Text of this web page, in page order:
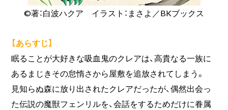
©著：白波ハクア イラスト：まさよ／BKブックス
【あらすじ】
眠ることが大好きな吸血鬼のクレアは、高貴なる一族に
あるまじきその怠惰さから屋敷を追放されてしまう。
見知らぬ森に放り出されたクレアだったが、偶然出会っ
た伝説の魔獣フェンリルを、会話をするためだけに眷属